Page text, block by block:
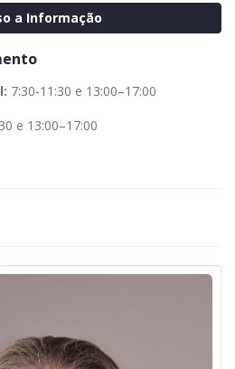
a Informação
7:30-11:30 e 13:00–17:00
e 13:00–17:00